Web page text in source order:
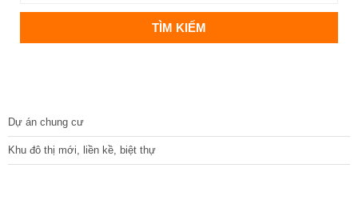
Dự án chung cư
Khu đô thị mới, liền kề, biệt thự